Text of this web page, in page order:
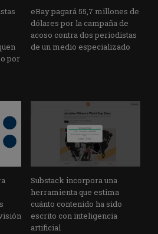
por
eBay pagará 55,7 millones de
dólares por la campaña de
acoso contra dos periodistas
de un medio especializado
Substack incorpora una
herramienta que estima
cuánto contenido ha sido
escrito con inteligencia
artificial